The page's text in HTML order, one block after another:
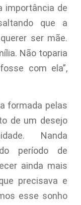
importância de
que a
ser mãe.
Não toparia
com ela”,
formada pelas
de um desejo
Nanda
período de
ainda mais
precisava e
esse sonho